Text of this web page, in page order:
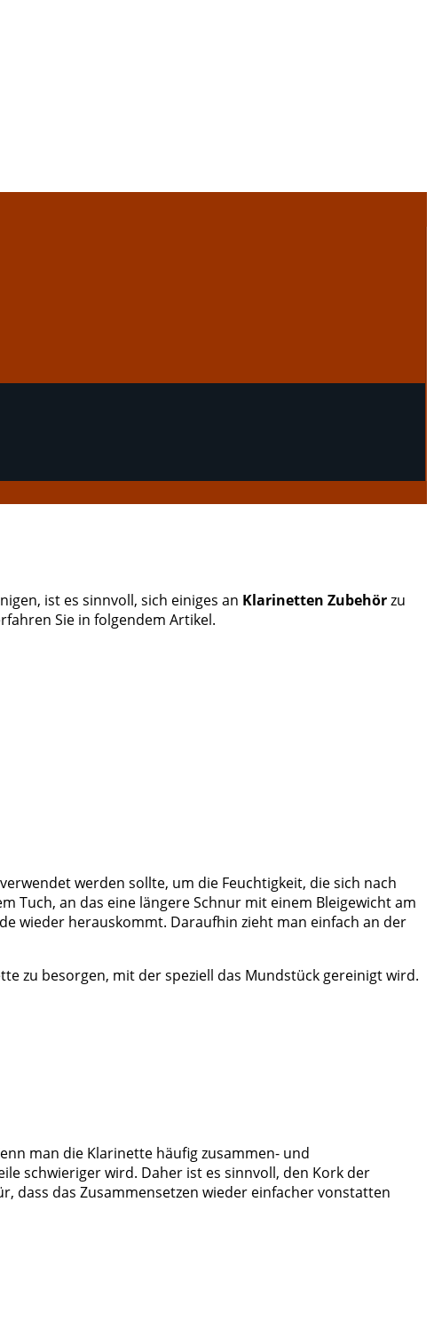
ist es sinnvoll, sich einiges an Klarinetten Zubehörzu
Sie in folgendem Artikel.
werden sollte, um die Feuchtigkeit, die sich nach
Tuch, an das eine längere Schnur mit einem Bleigewicht am
wieder herauskommt. Daraufhin zieht man einfach an der
zu besorgen, mit der speziell das Mundstück gereinigt wird.
man die Klarinette häufig zusammen- und
schwieriger wird. Daher ist es sinnvoll, den Kork der
dass das Zusammensetzen wieder einfacher vonstatten